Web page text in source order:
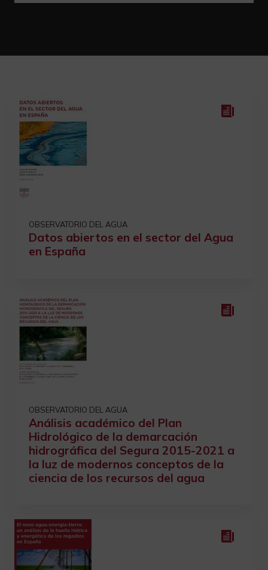
OBSERVATORIO DEL AGUA
Datos abiertos en el sector del Agua
en España
OBSERVATORIO DEL AGUA
Análisis académico del Plan
Hidrológico de la demarcación
hidrográfica del Segura 2015-2021 a
la luz de modernos conceptos de la
ciencia de los recursos del agua